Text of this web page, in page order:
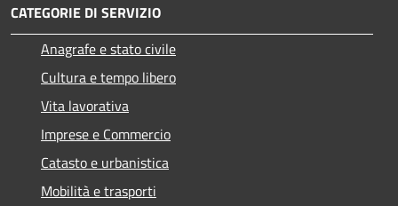
CATEGORIE DI SERVIZIO
Anagrafe e stato civile
Cultura e tempo libero
Vita lavorativa
Imprese e Commercio
Catasto e urbanistica
Mobilità e trasporti